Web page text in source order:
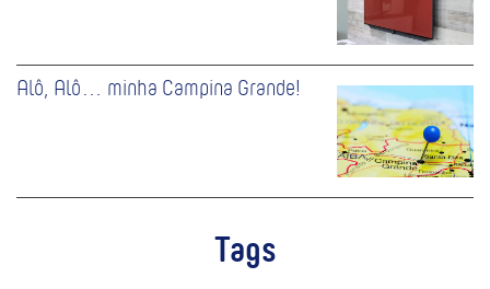
Alô, Alô… minha Campina Grande!
Tags